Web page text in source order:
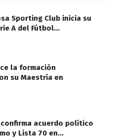
Sporting Club inicia su
A del Fútbol…
la formación
su Maestría en
acuerdo político
y Lista 70 en…